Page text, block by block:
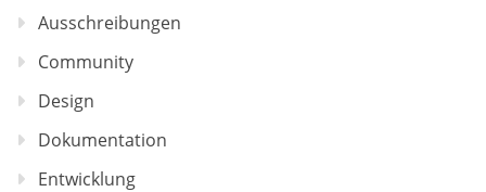
Ausschreibungen
Community
Design
Dokumentation
Entwicklung